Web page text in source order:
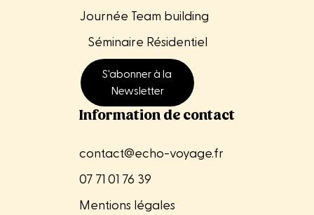
Journée Team building
Séminaire Résidentiel
S'abonner à la
Newsletter
Information de contact
contact@echo-voyage.fr
07 71 01 76 39
Mentions légales